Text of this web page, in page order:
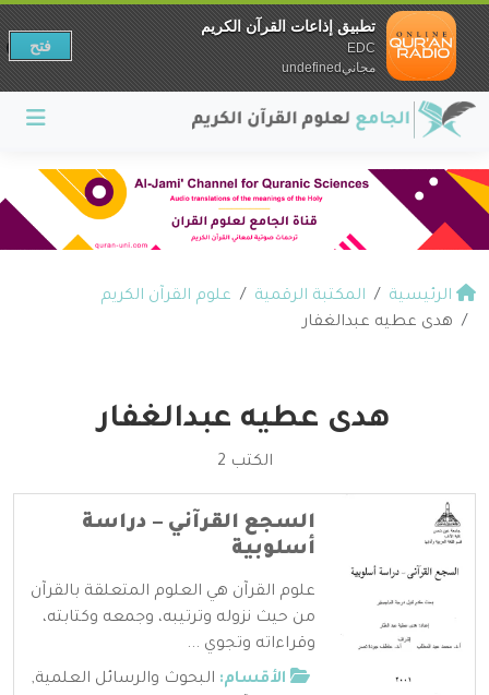
الرئيسية المكتبة الرقمية
علوم القرآن الكريم
هدى عطيه عبدالغفار
هدى عطيه عبدالغفار
الكتب 2
السجع القرآني – دراسة
أسلوبية
علوم القرآن هي العلوم المتعلقة بالقرآن
من حيث نزوله وترتيبه، وجمعه وكتابته،
وقراءاته وتجوي ...
الأقسام: البحوث والرسائل العلمية,
تطبيق إذاعات القرآن الكريم
EDC
مجانيundefined
فتح